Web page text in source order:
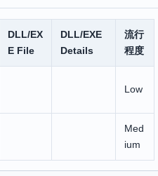
DLL/EX
E File
DLL/EXE
Details
流行
程度
Low
Med
ium